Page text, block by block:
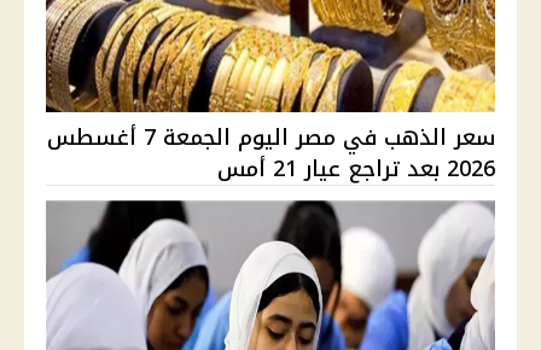
سعر الذهب في مصر اليوم الجمعة 7 أغسطس
2026 بعد تراجع عيار 21 أمس